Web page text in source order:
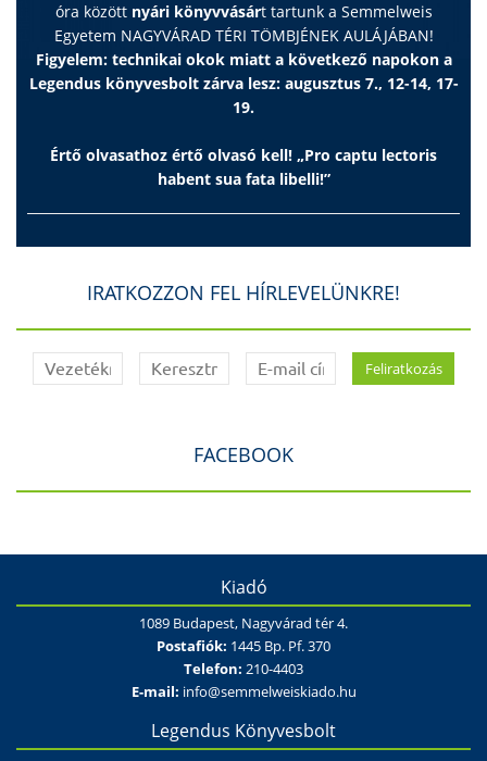
óra között nyári könyvvásárt tartunk a Semmelweis
Egyetem NAGYVÁRAD TÉRI TÖMBJÉNEK AULÁJÁBAN!
Figyelem: technikai okok miatt a következő napokon a
Legendus könyvesbolt zárva lesz: augusztus 7., 12-14, 17-
19.
Értő olvasathoz értő olvasó kell! „Pro captu lectoris
habent sua fata libelli!”
IRATKOZZON FEL HÍRLEVELÜNKRE!
FACEBOOK
Kiadó
1089 Budapest, Nagyvárad tér 4.
Postafiók: 1445 Bp. Pf. 370
Telefon: 210-4403
E-mail: info@semmelweiskiado.hu
Legendus Könyvesbolt